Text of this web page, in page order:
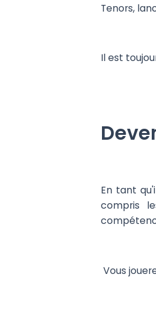
Tenors,
Il est
En tant
compris
Vous